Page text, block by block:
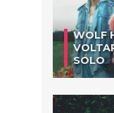
WOLF
SOLO